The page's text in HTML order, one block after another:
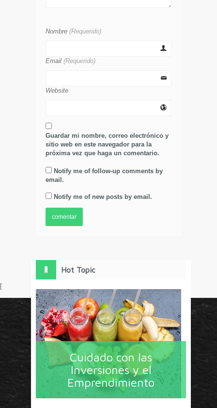
Nombre (Requerido)
Email (Requerido)
Website
Guardar mi nombre, correo electrónico y
sitio web en este navegador para la
próxima vez que haga un comentario.
Notify me of follow-up comments by
email.
Notify me of new posts by email.
Hot Topic
Cuidado con las
Inversiones y el
Emprendimiento
[
Circulo Marketing concentra lo último en estrategias,
herramientas y tendencias con un enfoque en México
y América Latina. La revista contiene lo imprescindible
en tecnología, nuevas herramientas, liderazgo, redes
sociales y nuevas ideas en marketing. Los contenidos
están escritos por líderes de negocios y dirigidos hacia
todos los directores de marcas y especialistas en